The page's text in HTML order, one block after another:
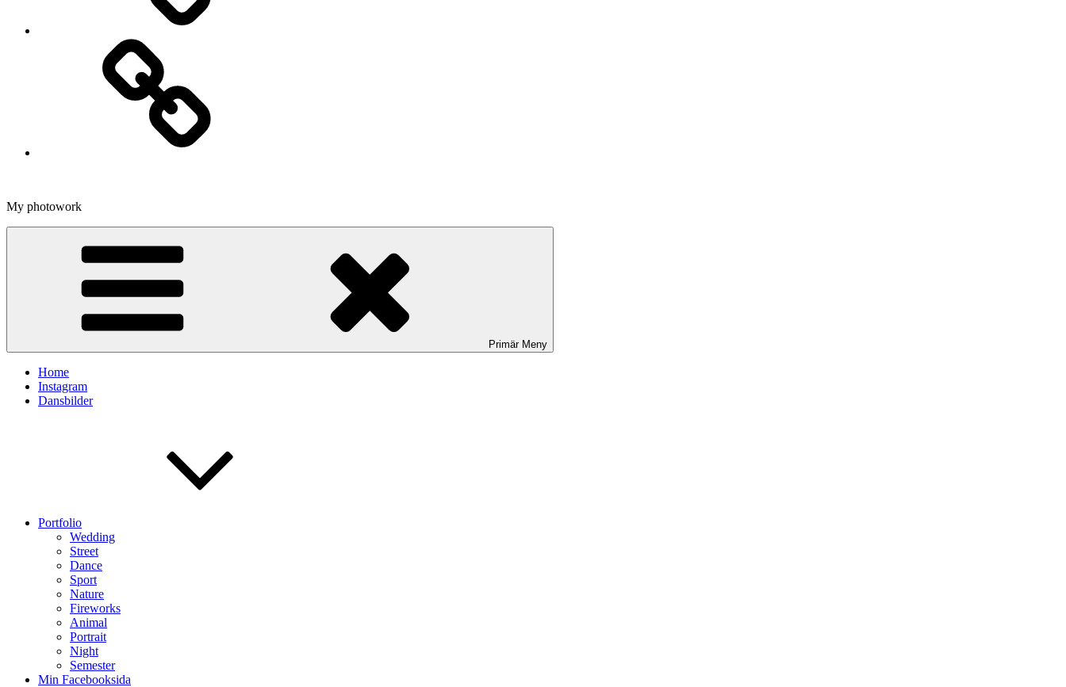
My photowork
Primär Meny
Home
Instagram
Dansbilder
Portfolio
Wedding
Street
Dance
Sport
Nature
Fireworks
Animal
Portrait
Night
Semester
Min Facebooksida